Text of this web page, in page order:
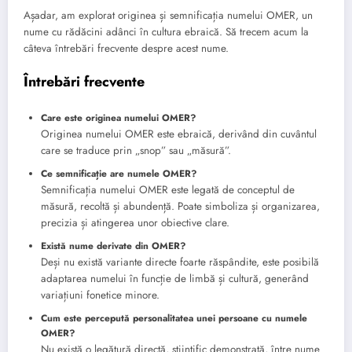
Așadar, am explorat originea și semnificația numelui OMER, un
nume cu rădăcini adânci în cultura ebraică. Să trecem acum la
câteva întrebări frecvente despre acest nume.
Întrebări frecvente
Care este originea numelui OMER?
Originea numelui OMER este ebraică, derivând din cuvântul
care se traduce prin „snop” sau „măsură”.
Ce semnificație are numele OMER?
Semnificația numelui OMER este legată de conceptul de
măsură, recoltă și abundență. Poate simboliza și organizarea,
precizia și atingerea unor obiective clare.
Există nume derivate din OMER?
Deși nu există variante directe foarte răspândite, este posibilă
adaptarea numelui în funcție de limbă și cultură, generând
variațiuni fonetice minore.
Cum este percepută personalitatea unei persoane cu numele
OMER?
Nu există o legătură directă, științific demonstrată, între nume